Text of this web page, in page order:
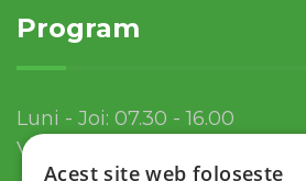
Program
Luni - Joi: 07.30 - 16.00
Vineri: 07.30 - 13.30
Acest site web folosește